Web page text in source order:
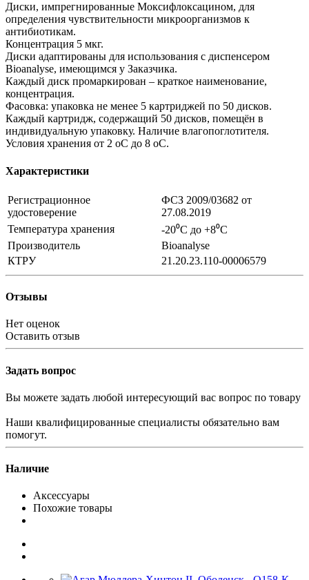
Диски, импрегнированные Моксифлоксацином, для
определения чувствительности микроорганизмов к
антибиотикам.
Концентрация 5 мкг.
Диски адаптированы для использования с диспенсером
Bioanalyse, имеющимся у Заказчика.
Каждый диск промаркирован – краткое наименование,
концентрация.
Фасовка: упаковка не менее 5 картриджей по 50 дисков.
Каждый картридж, содержащий 50 дисков, помещён в
индивидуальную упаковку. Наличие влагопоглотителя.
Условия хранения от 2 оС до 8 оС.
Характеристики
Регистрационное
удостоверение
ФСЗ 2009/03682 от
27.08.2019
Температура хранения
-20⁰С до +8⁰С
Производитель
Bioanalyse
КТРУ
21.20.23.110-00006579
Отзывы
Нет оценок
Оставить отзыв
Задать вопрос
Вы можете задать любой интересующий вас вопрос по товару
Наши квалифицированные специалисты обязательно вам
помогут.
Наличие
Аксессуары
Похожие товары